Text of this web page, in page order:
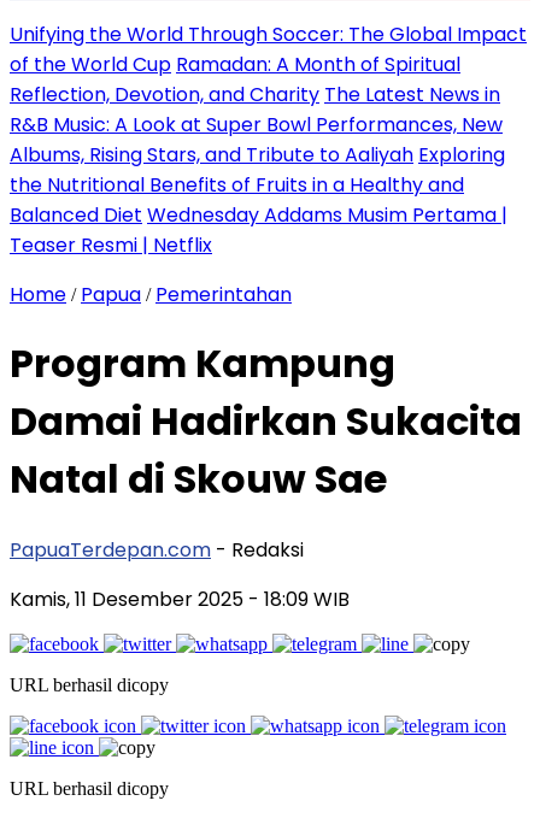
Unifying the World Through Soccer: The Global Impact
of the World Cup Ramadan: A Month of Spiritual
Reflection, Devotion, and Charity The Latest News in
R&B Music: A Look at Super Bowl Performances, New
Albums, Rising Stars, and Tribute to Aaliyah Exploring
the Nutritional Benefits of Fruits in a Healthy and
Balanced Diet Wednesday Addams Musim Pertama |
Teaser Resmi | Netflix
Home / Papua / Pemerintahan
Program Kampung
Damai Hadirkan Sukacita
Natal di Skouw Sae
PapuaTerdepan.com - Redaksi
Kamis, 11 Desember 2025 - 18:09 WIB
URL berhasil dicopy
URL berhasil dicopy